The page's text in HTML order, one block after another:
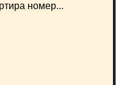
номер...